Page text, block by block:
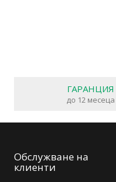
ГАРАНЦИЯ
до 12 месеца
Обслужване на
клиенти